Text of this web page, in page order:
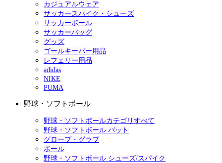
カジュアルウェア
サッカースパイク・シューズ
サッカーボール
サッカーバッグ
グッズ
ゴールキーパー用品
レフェリー用品
adidas
NIKE
PUMA
野球・ソフトボール
野球・ソフトボールカテゴリすべて
野球・ソフトボール バット
グローブ・グラブ
ボール
野球・ソフトボール シューズ/スパイク